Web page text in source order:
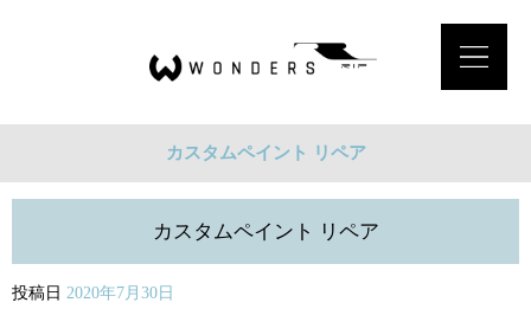
カスタムペイント リペア
カスタムペイント リペア
投稿日 2020年7月30日